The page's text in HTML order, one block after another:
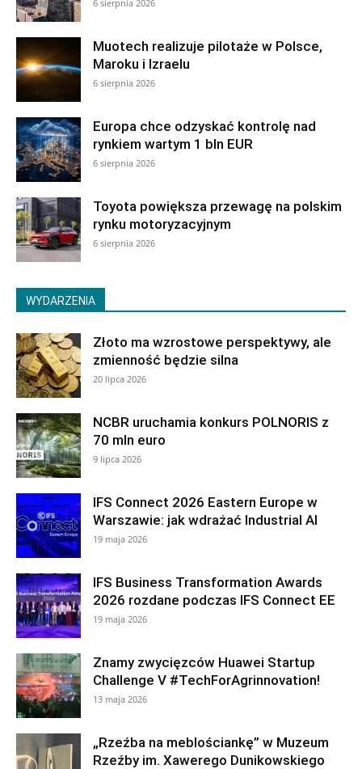
6 sierpnia 2026
Muotech realizuje pilotaże w Polsce,
Maroku i Izraelu
6 sierpnia 2026
Europa chce odzyskać kontrolę nad
rynkiem wartym 1 bln EUR
6 sierpnia 2026
Toyota powiększa przewagę na polskim
rynku motoryzacyjnym
6 sierpnia 2026
WYDARZENIA
Złoto ma wzrostowe perspektywy, ale
zmienność będzie silna
20 lipca 2026
NCBR uruchamia konkurs POLNORIS z
70 mln euro
9 lipca 2026
IFS Connect 2026 Eastern Europe w
Warszawie: jak wdrażać Industrial AI
19 maja 2026
IFS Business Transformation Awards
2026 rozdane podczas IFS Connect EE
19 maja 2026
Znamy zwycięzców Huawei Startup
Challenge V #TechForAgrinnovation!
13 maja 2026
„Rzeźba na meblościankę” w Muzeum
Rzeźby im. Xawerego Dunikowskiego